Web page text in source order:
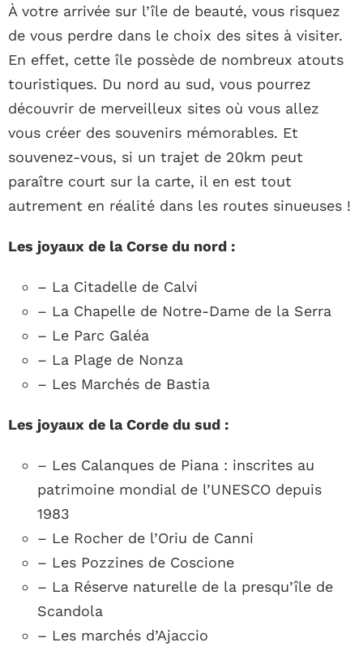
À votre arrivée sur l’île de beauté, vous risquez
de vous perdre dans le choix des sites à visiter.
En effet, cette île possède de nombreux atouts
touristiques. Du nord au sud, vous pourrez
découvrir de merveilleux sites où vous allez
vous créer des souvenirs mémorables. Et
souvenez-vous, si un trajet de 20km peut
paraître court sur la carte, il en est tout
autrement en réalité dans les routes sinueuses !
Les joyaux de la Corse du nord :
– La Citadelle de Calvi
– La Chapelle de Notre-Dame de la Serra
– Le Parc Galéa
– La Plage de Nonza
– Les Marchés de Bastia
Les joyaux de la Corde du sud :
– Les Calanques de Piana : inscrites au
patrimoine mondial de l’UNESCO depuis
1983
– Le Rocher de l’Oriu de Canni
– Les Pozzines de Coscione
– La Réserve naturelle de la presqu’île de
Scandola
– Les marchés d’Ajaccio